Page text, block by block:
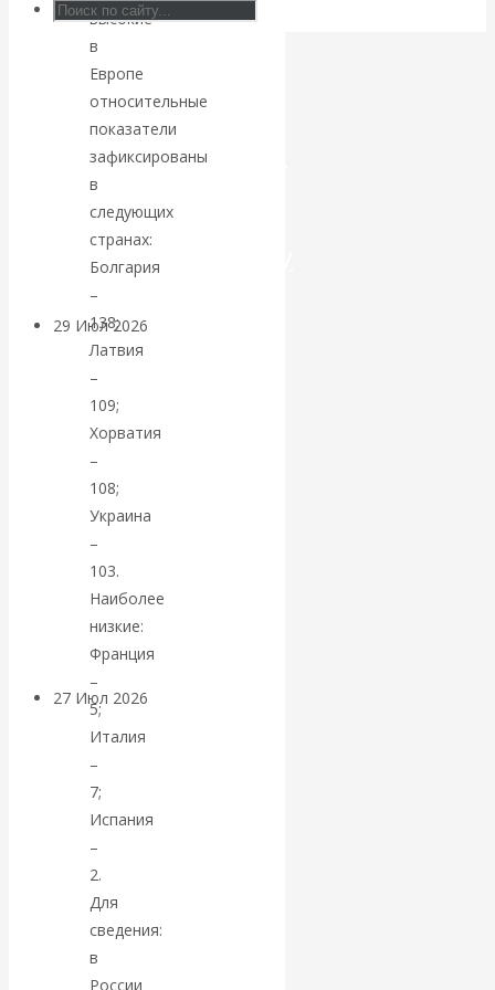
Искусственный
интеллект —
революционный
переход к
посткапитализму
29 Июл 2026
финансовая олигархия
Валентин
Катасонов.
«Мировые
ростовщики»:
вчера и сегодня
27 Июл 2026
Валентин
КАтасонов.
«МЕТОД
ОТМЫВАНИЯ
высокие
в
Европе
относительные
показатели
зафиксированы
в
следующих
странах:
Болгария
–
138;
Латвия
–
109;
Хорватия
–
108;
Украина
–
103.
Наиболее
низкие:
Франция
–
5;
Италия
–
7;
Испания
–
2.
Для
сведения:
в
России